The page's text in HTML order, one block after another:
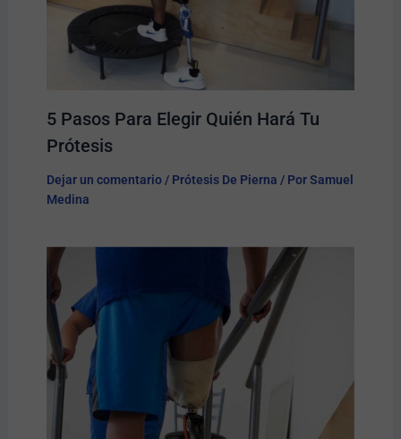
5 Pasos Para Elegir Quién Hará Tu
Prótesis​
Dejar un comentario / Prótesis De Pierna / PorSamuel
Medina